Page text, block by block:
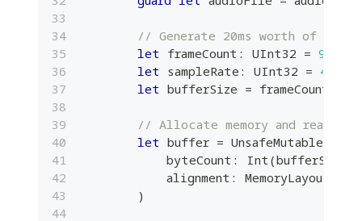
// Generate 20ms worth of
let frameCount : UInt32 = 960
let sampleRate : UInt32 = 48000
let bufferSize = frameCount
// Allocate memory and read
let buffer =
            byteCount
: Int (bufferSize
            alignment
: MemoryLayout
)